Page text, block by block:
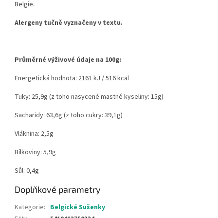
Belgie.
Alergeny tučně vyznačeny v textu.
Průměrné výživové údaje na 100g:
Energetická hodnota: 2161 kJ / 516 kcal
Tuky: 25,9g (z toho nasycené mastné kyseliny: 15g)
Sacharidy: 63,6g (z toho cukry: 39,1g)
Vláknina: 2,5g
Bílkoviny: 5,9g
Sůl: 0,4g
Doplňkové parametry
Kategorie: Belgické Sušenky